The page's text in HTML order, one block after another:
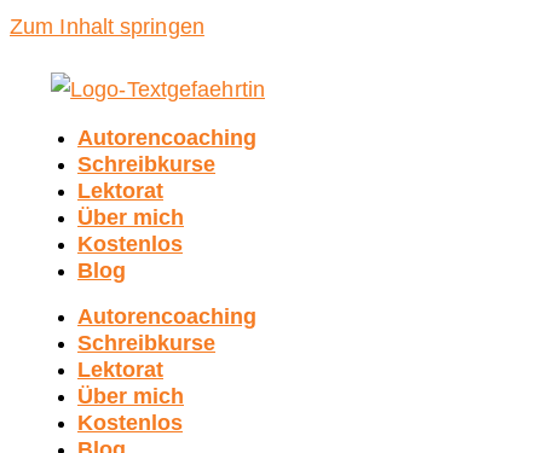
Zum Inhalt springen
Autorencoaching
Schreibkurse
Lektorat
Über mich
Kostenlos
Blog
Autorencoaching
Schreibkurse
Lektorat
Über mich
Kostenlos